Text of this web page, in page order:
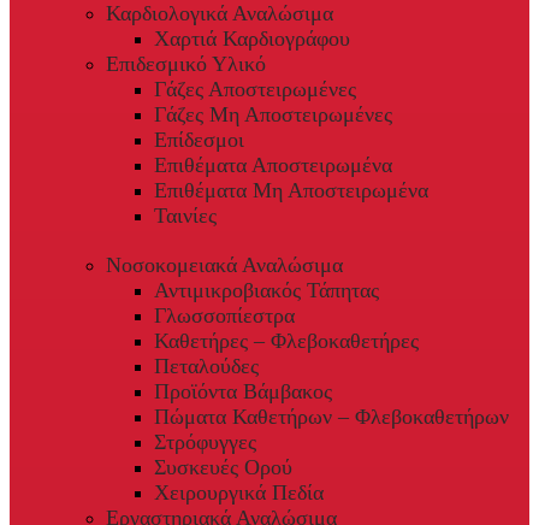
Καρδιολογικά Αναλώσιμα
Χαρτιά Καρδιογράφου
Επιδεσμικό Υλικό
Γάζες Αποστειρωμένες
Γάζες Μη Αποστειρωμένες
Επίδεσμοι
Επιθέματα Αποστειρωμένα
Επιθέματα Μη Αποστειρωμένα
Ταινίες
Νοσοκομειακά Αναλώσιμα
Αντιμικροβιακός Τάπητας
Γλωσσοπίεστρα
Καθετήρες – Φλεβοκαθετήρες
Πεταλούδες
Προϊόντα Βάμβακος
Πώματα Καθετήρων – Φλεβοκαθετήρων
Στρόφυγγες
Συσκευές Ορού
Χειρουργικά Πεδία
Εργαστηριακά Αναλώσιμα